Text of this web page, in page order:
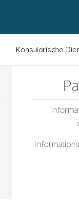
Konsularische